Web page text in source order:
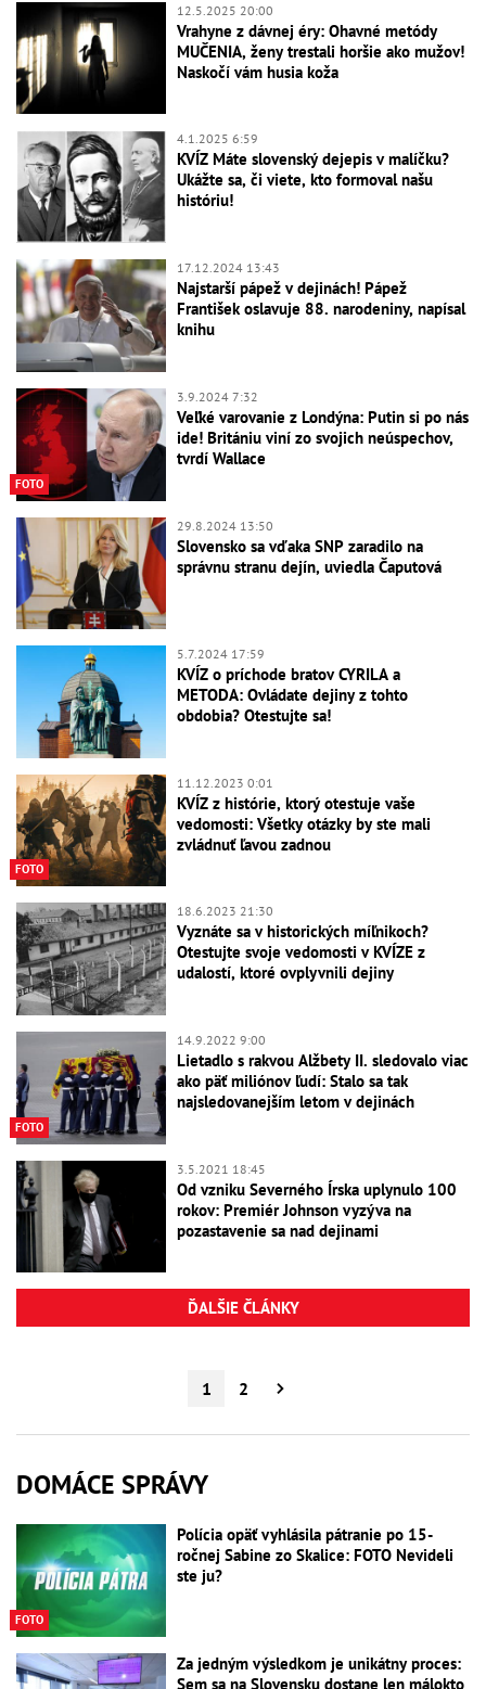
12.5.2025 20:00
Vrahyne z dávnej éry: Ohavné metódy
MUČENIA, ženy trestali horšie ako mužov!
Naskočí vám husia koža
4.1.2025 6:59
KVÍZ Máte slovenský dejepis v malíčku?
Ukážte sa, či viete, kto formoval našu
históriu!
17.12.2024 13:43
Najstarší pápež v dejinách! Pápež
František oslavuje 88. narodeniny, napísal
knihu
FOTO
3.9.2024 7:32
Veľké varovanie z Londýna: Putin si po nás
ide! Britániu viní zo svojich neúspechov,
tvrdí Wallace
29.8.2024 13:50
Slovensko sa vďaka SNP zaradilo na
správnu stranu dejín, uviedla Čaputová
5.7.2024 17:59
KVÍZ o príchode bratov CYRILA a
METODA: Ovládate dejiny z tohto
obdobia? Otestujte sa!
FOTO
11.12.2023 0:01
KVÍZ z histórie, ktorý otestuje vaše
vedomosti: Všetky otázky by ste mali
zvládnuť ľavou zadnou
18.6.2023 21:30
Vyznáte sa v historických míľnikoch?
Otestujte svoje vedomosti v KVÍZE z
udalostí, ktoré ovplyvnili dejiny
FOTO
14.9.2022 9:00
Lietadlo s rakvou Alžbety II. sledovalo viac
ako päť miliónov ľudí: Stalo sa tak
najsledovanejším letom v dejinách
3.5.2021 18:45
Od vzniku Severného Írska uplynulo 100
rokov: Premiér Johnson vyzýva na
pozastavenie sa nad dejinami
ĎALŠIE ČLÁNKY
1 2
DOMÁCE SPRÁVY
FOTO
Polícia opäť vyhlásila pátranie po 15-
ročnej Sabine zo Skalice: FOTO Nevideli
ste ju?
Za jedným výsledkom je unikátny proces:
Sem sa na Slovensku dostane len málokto